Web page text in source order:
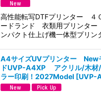
高性能転写DTFプリンター ４
ードランド 衣類用プリンタ
ンパクト仕上げ機一体型プリン
A4サイズUVプリンター New
ドUVP-A4XP アクリル/木材/
ラー印刷！2027Model [UVP-